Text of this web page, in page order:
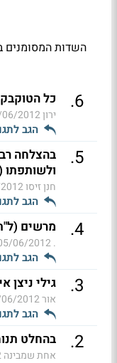
השדות המסומנים
6
. כל
ירון2012 15:04
הגב
5
.
בהצלחה
ולשותפתו
חנן זיסו09:12
הגב
4
. מרשים
.
06/2012 18:16
הגב
3
. גילי ניצן
אור2012 16:07
הגב
2
. בהחלט
אחת שמבינה